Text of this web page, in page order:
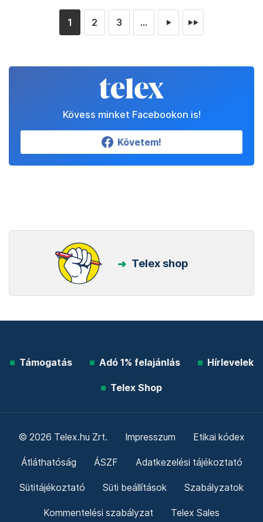
1 2 3 ... ► ►►
Kövess minket Facebookon is!
Követem!
Telex shop
Támogatás Adó 1% felajánlás Hírlevelek
Telex Shop
© 2026 Telex.hu Zrt. Impresszum Etikai kódex
Átláthatóság ÁSZF Adatkezelési tájékoztató
Sütitájékoztató Süti beállítások Szabályzatok
Kommentelési szabályzat Telex Sales